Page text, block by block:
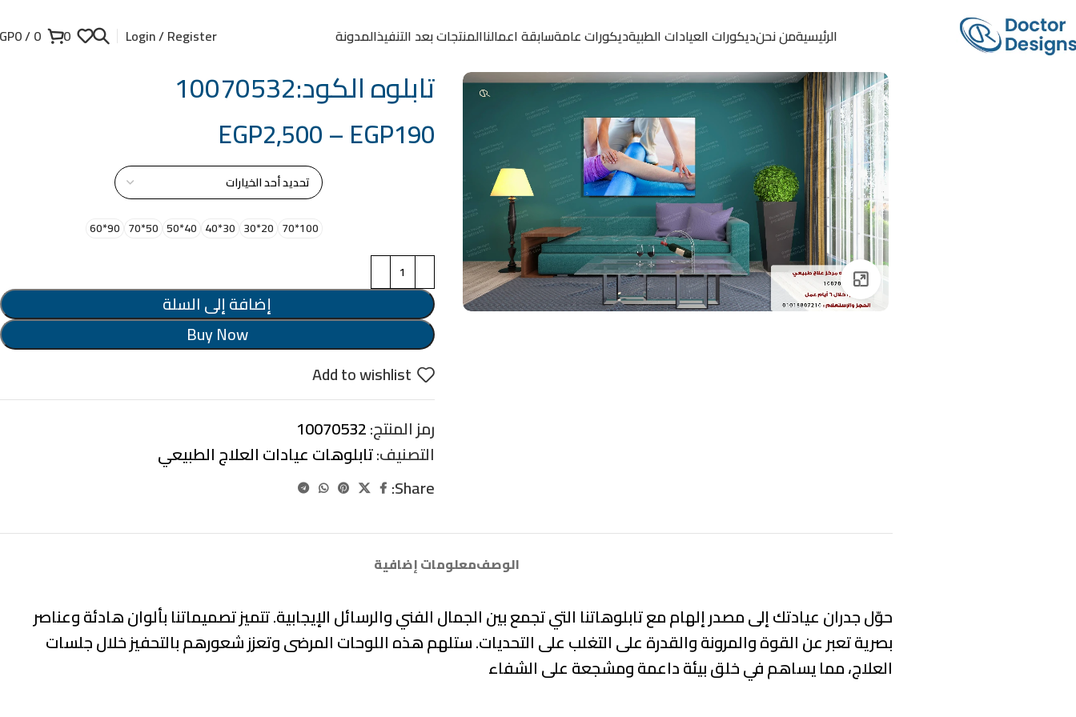
الرئيسيةمن نحنديكورات العيادات الطبيةديكورات عامةسابقة اعمالناالمنتجات بعد التنفيذالمدونة Login / Register
0
0
/
0
Click to enlarge
تابلوه الكود:10070532
EGP190
–
EGP2,500
100*70
20*30
30*40
40*50
50*70
90*60
إضافة إلى السلة
Buy Now
Add to wishlist
رمز المنتج:10070532
التصنيف:تابلوهات عيادات العلاج الطبيعي
Share:
الوصفمعلومات إضافية
حوّل جدران عيادتك إلى مصدر إلهام مع تابلوهاتنا التي تجمع بينالجمال الفني والرسائل الإيجابية. تتميز تصميماتنا بألوان هادئة وعناصر
بصرية تعبر عنالقوة والمرونة والقدرة على التغلب على التحديات. ستلهم هذه اللوحات المرضى وتعزز شعورهم بالتحفيز خلال جلسات
العلاج، مما يساهم في خلق بيئة داعمة ومشجعة على الشفاء